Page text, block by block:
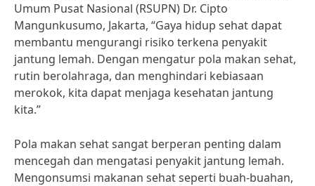
Umum Pusat Nasional (RSUPN) Dr. Cipto
Mangunkusumo, Jakarta, “Gaya hidup sehat dapat
membantu mengurangi risiko terkena penyakit
jantung lemah. Dengan mengatur pola makan sehat,
rutin berolahraga, dan menghindari kebiasaan
merokok, kita dapat menjaga kesehatan jantung
kita.”
Pola makan sehat sangat berperan penting dalam
mencegah dan mengatasi penyakit jantung lemah.
Mengonsumsi makanan sehat seperti buah-buahan,